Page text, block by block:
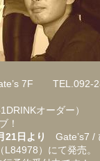
7F TEL.092-
オーダー）
！
21日より Gate’s7 /
）にて発売。